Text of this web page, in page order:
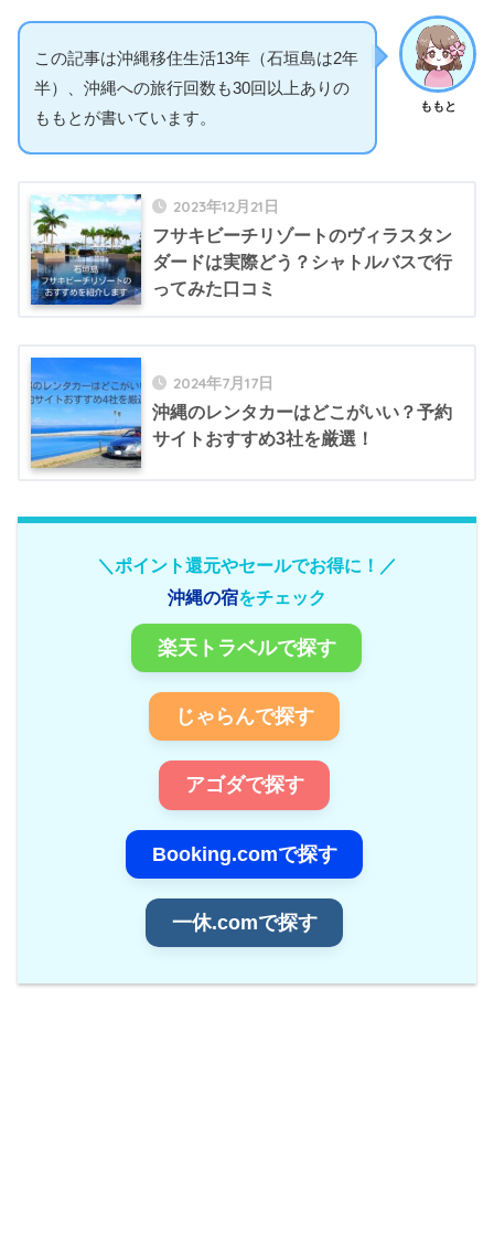
ももと
この記事は沖縄移住生活13年（石垣島は2年
半）、沖縄への旅行回数も30回以上ありの
ももとが書いています。
2023年12月21日
フサキビーチリゾートのヴィラスタン
ダードは実際どう？シャトルバスで行
ってみた口コミ
2024年7月17日
沖縄のレンタカーはどこがいい？予約
サイトおすすめ3社を厳選！
＼ポイント還元やセールでお得に！／
沖縄の宿をチェック
楽天トラベルで探す
じゃらんで探す
アゴダで探す
Booking.comで探す
一休.comで探す